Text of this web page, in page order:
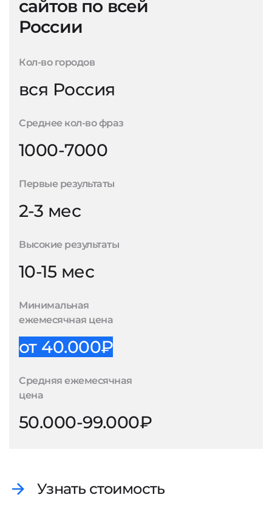
сайтов по всей
России
Кол-во городов
вся Россия
Среднее кол-во фраз
1000-7000
Первые результаты
2-3 мес
Высокие результаты
10-15 мес
Минимальная
ежемесячная цена
от 40.000₽
Средняя ежемесячная
цена
50.000-99.000₽
Узнать стоимость